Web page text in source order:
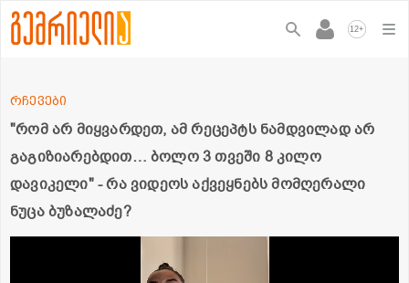
12+
"რომ არ მიყვარდეთ, ამ რეცეპტს ნამდვილად არ
გაგიზიარებდით… ბოლო 3 თვეში 8 კილო
დავიკელი" - რა ვიდეოს აქვეყნებს მომღერალი
ნუცა ბუზალაძე?
რჩევები